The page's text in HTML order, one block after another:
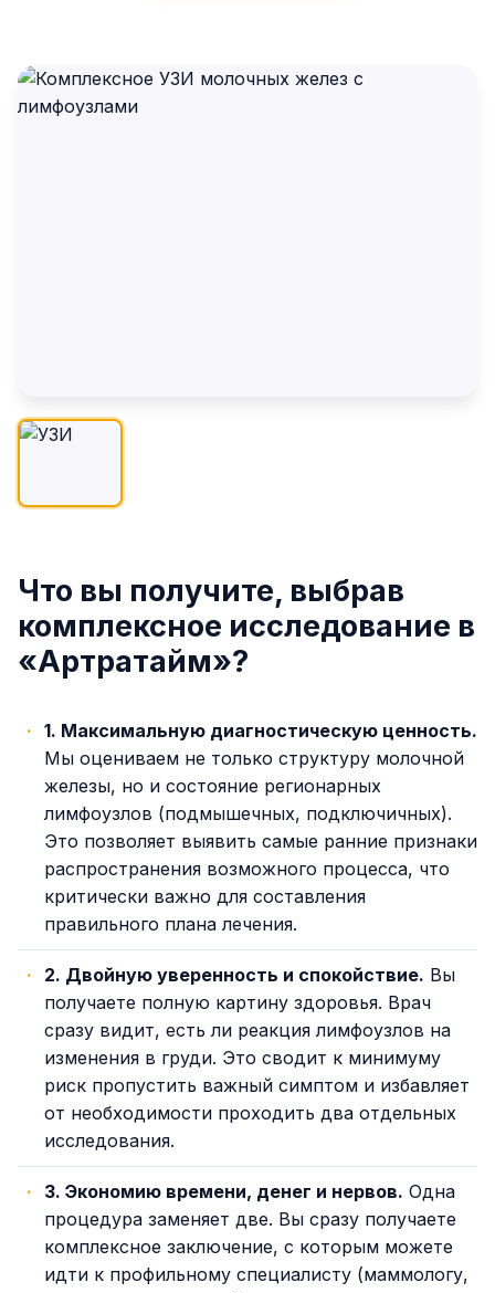
Что вы получите, выбрав
комплексное исследование в
«Артратайм»?
1. Максимальную диагностическую ценность.
Мы оцениваем не только структуру молочной
железы, но и состояние регионарных
лимфоузлов (подмышечных, подключичных).
Это позволяет выявить самые ранние признаки
распространения возможного процесса, что
критически важно для составления
правильного плана лечения.
2. Двойную уверенность и спокойствие. Вы
получаете полную картину здоровья. Врач
сразу видит, есть ли реакция лимфоузлов на
изменения в груди. Это сводит к минимуму
риск пропустить важный симптом и избавляет
от необходимости проходить два отдельных
исследования.
3. Экономию времени, денег и нервов. Одна
процедура заменяет две. Вы сразу получаете
комплексное заключение, с которым можете
идти к профильному специалисту (маммологу,